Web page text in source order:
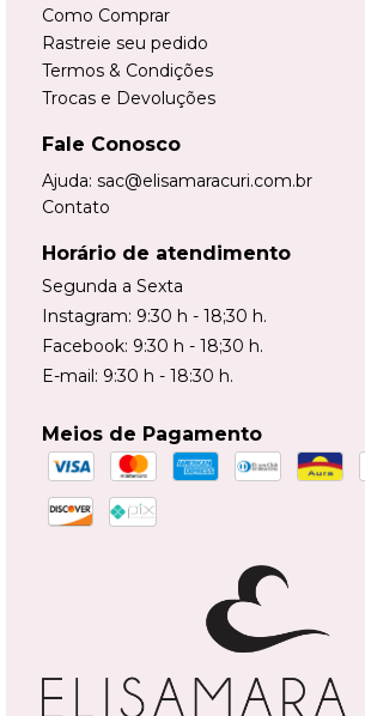
Como Comprar
Rastreie seu pedido
Termos & Condições
Trocas e Devoluções
Fale Conosco
Ajuda: sac@elisamaracuri.com.br
Contato
Horário de atendimento
Segunda a Sexta
Instagram: 9:30 h - 18;30 h.
Facebook: 9:30 h - 18;30 h.
E-mail: 9:30 h - 18:30 h.
Meios de Pagamento